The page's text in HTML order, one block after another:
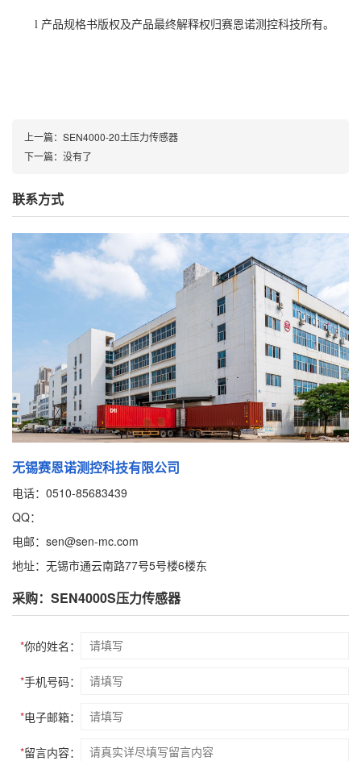
l 产品规格书版权及产品最终解释权归赛恩诺测控科技所有。
上一篇： SEN4000-20土压力传感器
下一篇： 没有了
联系方式
无锡赛恩诺测控科技有限公司
电话：0510-85683439
QQ：
电邮：sen@sen-mc.com
地址：无锡市通云南路77号5号楼6楼东
采购：SEN4000S压力传感器
*你的姓名：
*手机号码：
*电子邮箱：
*留言内容：